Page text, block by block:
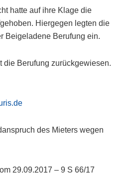
hatte auf ihre Klage die
Hiergegen legten die
Beigeladene Berufung ein.
die Berufung zurückgewiesen.
des Mieters wegen
29.09.2017 – 9 S 66/17